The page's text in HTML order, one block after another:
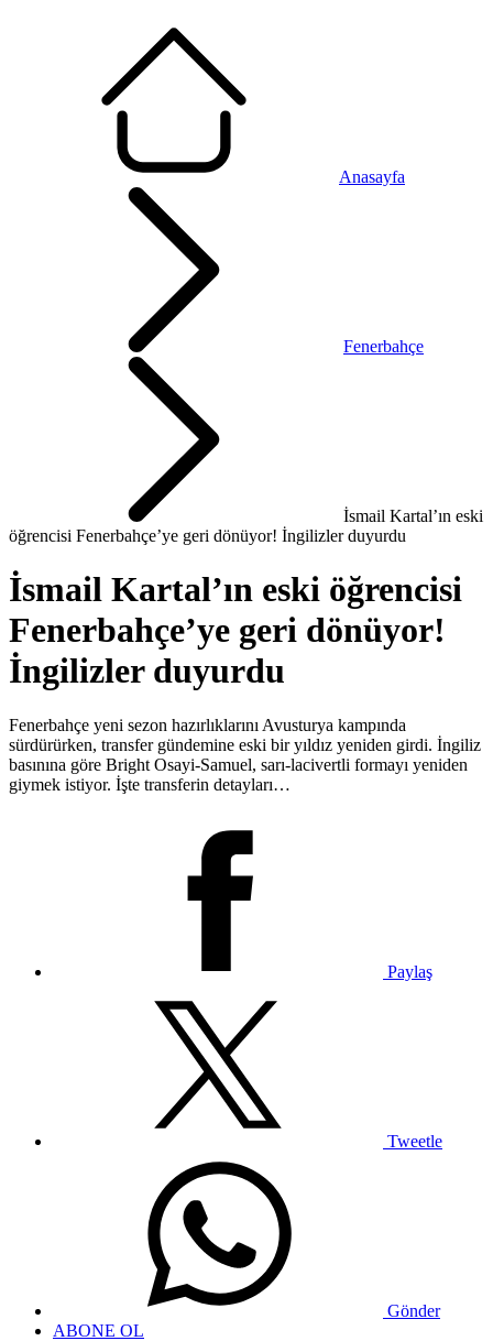
Anasayfa
Fenerbahçe
İsmail Kartal’ın eski
öğrencisi Fenerbahçe’ye geri dönüyor! İngilizler duyurdu
İsmail Kartal’ın eski öğrencisi
Fenerbahçe’ye geri dönüyor!
İngilizler duyurdu
Fenerbahçe yeni sezon hazırlıklarını Avusturya kampında
sürdürürken, transfer gündemine eski bir yıldız yeniden girdi. İngiliz
basınına göre Bright Osayi-Samuel, sarı-lacivertli formayı yeniden
giymek istiyor. İşte transferin detayları…
Paylaş
Tweetle
Gönder
ABONE OL